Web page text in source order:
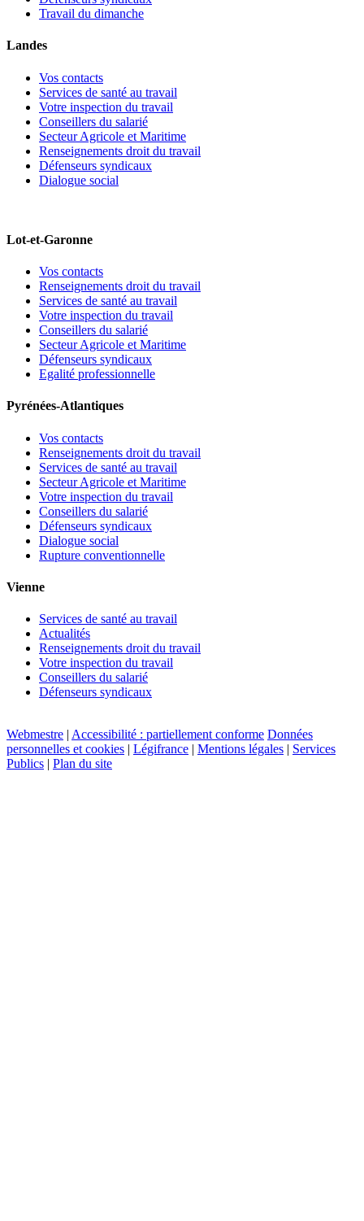
Travail du dimanche
Landes
Vos contacts
Services de santé au travail
Votre inspection du travail
Conseillers du salarié
Secteur Agricole et Maritime
Renseignements droit du travail
Défenseurs syndicaux
Dialogue social
Lot-et-Garonne
Vos contacts
Renseignements droit du travail
Services de santé au travail
Votre inspection du travail
Conseillers du salarié
Secteur Agricole et Maritime
Défenseurs syndicaux
Egalité professionnelle
Pyrénées-Atlantiques
Vos contacts
Renseignements droit du travail
Services de santé au travail
Secteur Agricole et Maritime
Votre inspection du travail
Conseillers du salarié
Défenseurs syndicaux
Dialogue social
Rupture conventionnelle
Vienne
Services de santé au travail
Actualités
Renseignements droit du travail
Votre inspection du travail
Conseillers du salarié
Défenseurs syndicaux
Webmestre | Accessibilité : partiellement conforme Données
personnelles et cookies | Légifrance | Mentions légales | Services
Publics | Plan du site